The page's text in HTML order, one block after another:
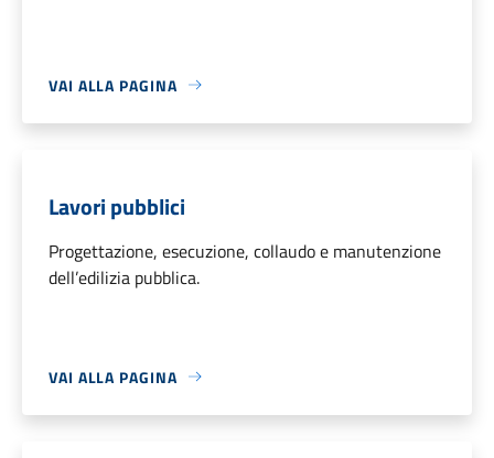
VAI ALLA PAGINA
Lavori pubblici
Progettazione, esecuzione, collaudo e manutenzione
dell’edilizia pubblica.
VAI ALLA PAGINA